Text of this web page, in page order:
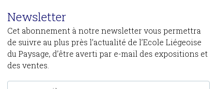
Newsletter
Cet abonnement à notre newsletter vous permettra
de suivre au plus près l’actualité de l’Ecole Liégeoise
du Paysage, d’être averti par e-mail des expositions et
des ventes.